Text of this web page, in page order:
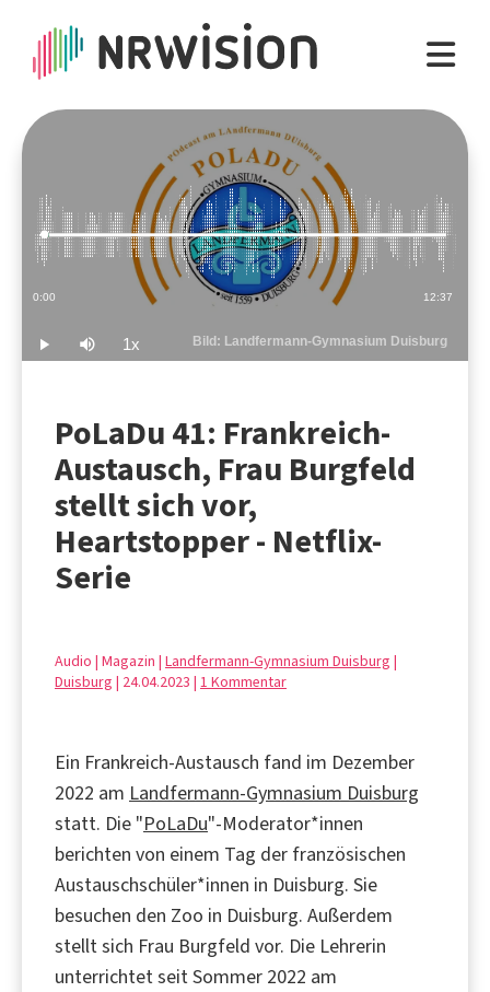
Play Mute 1xPlayback
Rate
Bild: Landfermann-Gymnasium Duisburg
Current
0:00 Duration
12:37
Loaded:
1.32%
PoLaDu 41: Frankreich-
Austausch, Frau Burgfeld
stellt sich vor,
Heartstopper - Netflix-
Serie
Audio | Magazin | Landfermann-Gymnasium Duisburg |
Duisburg | 24.04.2023 | 1 Kommentar
Ein Frankreich-Austausch fand im Dezember
2022 am Landfermann-Gymnasium Duisburg
statt. Die "PoLaDu"-Moderator*innen
berichten von einem Tag der französischen
Austauschschüler*innen in Duisburg. Sie
besuchen den Zoo in Duisburg. Außerdem
stellt sich Frau Burgfeld vor. Die Lehrerin
unterrichtet seit Sommer 2022 am